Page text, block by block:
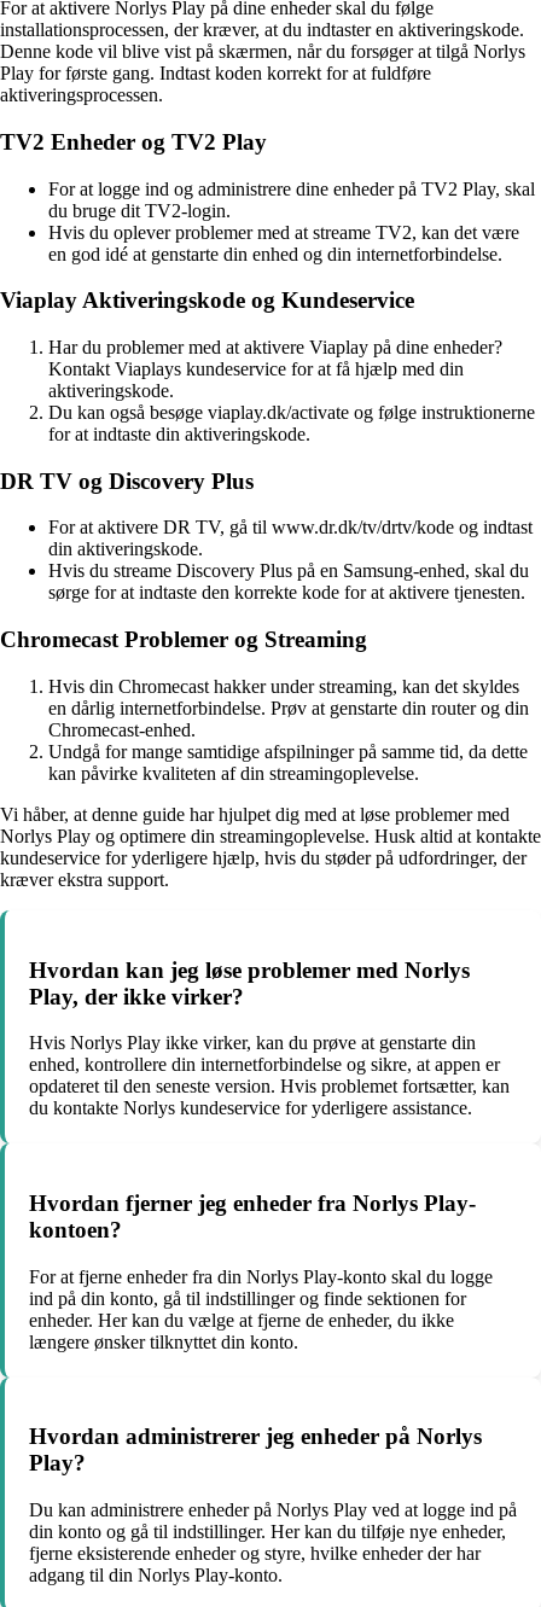
For at aktivere Norlys Play på dine enheder skal du følge
installationsprocessen, der kræver, at du indtaster en aktiveringskode.
Denne kode vil blive vist på skærmen, når du forsøger at tilgå Norlys
Play for første gang. Indtast koden korrekt for at fuldføre
aktiveringsprocessen.
TV2 Enheder og TV2 Play
For at logge ind og administrere dine enheder på TV2 Play, skal
du bruge dit TV2-login.
Hvis du oplever problemer med at streame TV2, kan det være
en god idé at genstarte din enhed og din internetforbindelse.
Viaplay Aktiveringskode og Kundeservice
Har du problemer med at aktivere Viaplay på dine enheder?
Kontakt Viaplays kundeservice for at få hjælp med din
aktiveringskode.
Du kan også besøge viaplay.dk/activate og følge instruktionerne
for at indtaste din aktiveringskode.
DR TV og Discovery Plus
For at aktivere DR TV, gå til www.dr.dk/tv/drtv/kode og indtast
din aktiveringskode.
Hvis du streame Discovery Plus på en Samsung-enhed, skal du
sørge for at indtaste den korrekte kode for at aktivere tjenesten.
Chromecast Problemer og Streaming
Hvis din Chromecast hakker under streaming, kan det skyldes
en dårlig internetforbindelse. Prøv at genstarte din router og din
Chromecast-enhed.
Undgå for mange samtidige afspilninger på samme tid, da dette
kan påvirke kvaliteten af din streamingoplevelse.
Vi håber, at denne guide har hjulpet dig med at løse problemer med
Norlys Play og optimere din streamingoplevelse. Husk altid at kontakte
kundeservice for yderligere hjælp, hvis du støder på udfordringer, der
kræver ekstra support.
Hvordan kan jeg løse problemer med Norlys
Play, der ikke virker?
Hvis Norlys Play ikke virker, kan du prøve at genstarte din
enhed, kontrollere din internetforbindelse og sikre, at appen er
opdateret til den seneste version. Hvis problemet fortsætter, kan
du kontakte Norlys kundeservice for yderligere assistance.
Hvordan fjerner jeg enheder fra Norlys Play-
kontoen?
For at fjerne enheder fra din Norlys Play-konto skal du logge
ind på din konto, gå til indstillinger og finde sektionen for
enheder. Her kan du vælge at fjerne de enheder, du ikke
længere ønsker tilknyttet din konto.
Hvordan administrerer jeg enheder på Norlys
Play?
Du kan administrere enheder på Norlys Play ved at logge ind på
din konto og gå til indstillinger. Her kan du tilføje nye enheder,
fjerne eksisterende enheder og styre, hvilke enheder der har
adgang til din Norlys Play-konto.